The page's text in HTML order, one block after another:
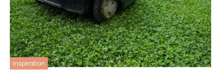
inspiration